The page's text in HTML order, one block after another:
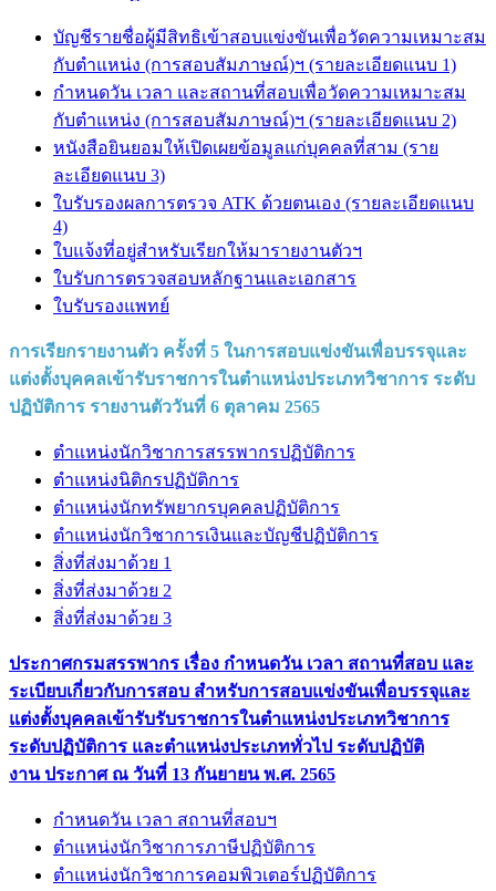
บัญชีรายชื่อผู้มีสิทธิเข้าสอบแข่งขันเพื่อวัดความเหมาะสม
กับตำแหน่ง (การสอบสัมภาษณ์)ฯ (รายละเอียดแนบ 1)
กำหนดวัน เวลา และสถานที่สอบเพื่อวัดความเหมาะสม
กับตำแหน่ง (การสอบสัมภาษณ์)ฯ (รายละเอียดแนบ 2)
หนังสือยินยอมให้เปิดเผยข้อมูลแก่บุคคลที่สาม (ราย
ละเอียดแนบ 3)
ใบรับรองผลการตรวจ ATK ด้วยตนเอง (รายละเอียดแนบ
4)
ใบแจ้งที่อยู่สำหรับเรียกให้มารายงานตัวฯ
ใบรับการตรวจสอบหลักฐานและเอกสาร
ใบรับรองแพทย์
การเรียกรายงานตัว ครั้งที่ 5 ในการสอบแข่งขันเพื่อบรรจุและ
แต่งตั้งบุคคลเข้ารับราชการในตำแหน่งประเภทวิชาการ ระดับ
ปฏิบัติการ รายงานตัววันที่ 6 ตุลาคม 2565
ตำแหน่งนักวิชาการสรรพากรปฏิบัติการ
ตำแหน่งนิติกรปฏิบัติการ
ตำแหน่งนักทรัพยากรบุคคลปฏิบัติการ
ตำแหน่งนักวิชาการเงินและบัญชีปฏิบัติการ
สิ่งที่ส่งมาด้วย 1
สิ่งที่ส่งมาด้วย 2
สิ่งที่ส่งมาด้วย 3
ประกาศกรมสรรพากร เรื่อง กำหนดวัน เวลา สถานที่สอบ และ
ระเบียบเกี่ยวกับการสอบ สำหรับการสอบแข่งขันเพื่อบรรจุและ
แต่งตั้งบุคคลเข้ารับรับราชการในตำแหน่งประเภทวิชาการ
ระดับปฏิบัติการ และตำแหน่งประเภททั่วไป ระดับปฏิบัติ
งาน ประกาศ ณ วันที่ 13 กันยายน พ.ศ. 2565
กำหนดวัน เวลา สถานที่สอบฯ
ตำแหน่งนักวิชาการภาษีปฏิบัติการ
ตำแหน่งนักวิชาการคอมพิวเตอร์ปฏิบัติการ